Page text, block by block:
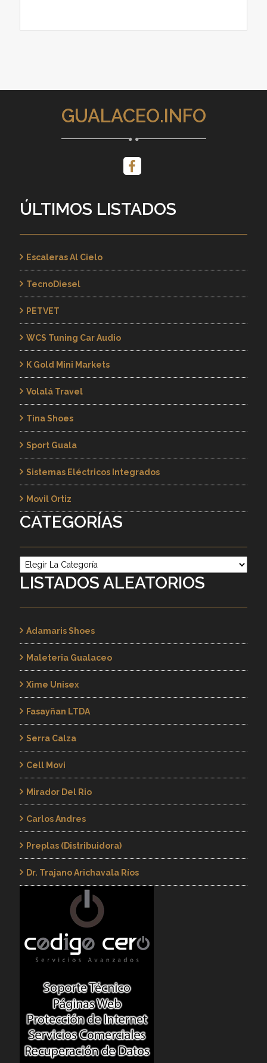
GUALACEO.INFO
ÚLTIMOS LISTADOS
Escaleras Al Cielo
TecnoDiesel
PETVET
WCS Tuning Car Audio
K Gold Mini Markets
Volalá Travel
Tina Shoes
Sport Guala
Sistemas Eléctricos Integrados
Movil Ortiz
CATEGORÍAS
Categorías
LISTADOS ALEATORIOS
Adamaris Shoes
Maleteria Gualaceo
Xime Unisex
Fasayñan LTDA
Serra Calza
Cell Movi
Mirador Del Rio
Carlos Andres
Preplas (Distribuidora)
Dr. Trajano Arichavala Ríos